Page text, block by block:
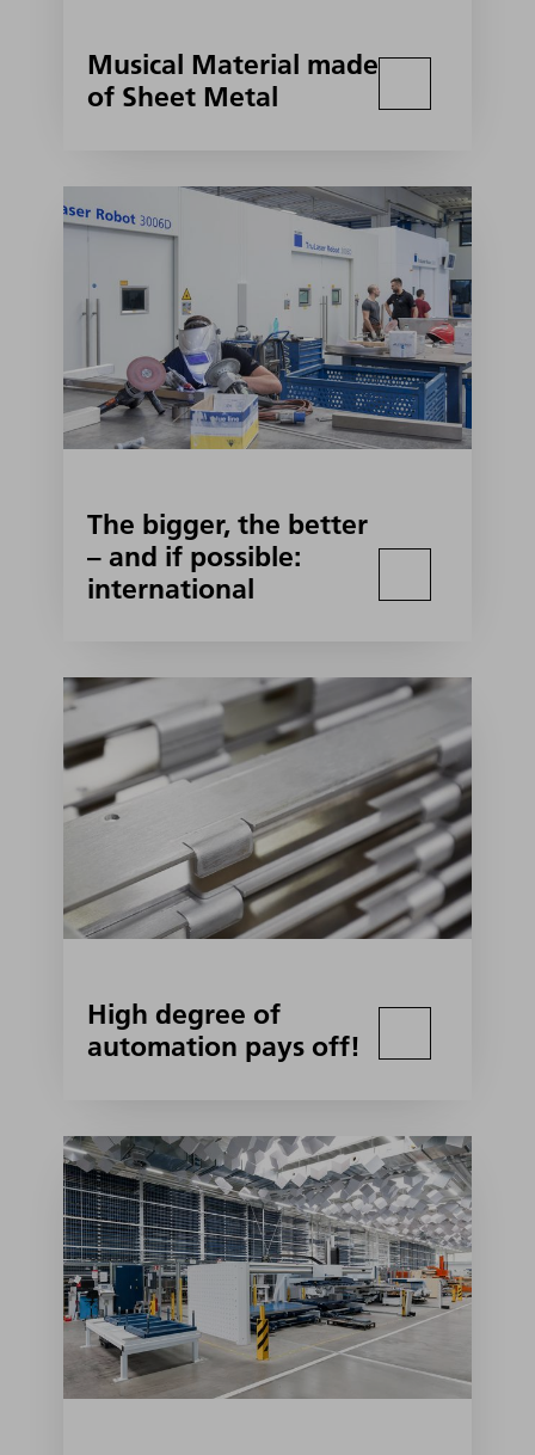
Musical Material made
of Sheet Metal
The bigger, the better
– and if possible:
international
High degree of
automation pays off!